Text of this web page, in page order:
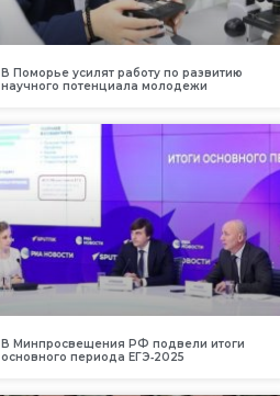
В Поморье усилят работу по развитию
научного потенциала молодежи
В Минпросвещения РФ подвели итоги
основного периода ЕГЭ‑2025